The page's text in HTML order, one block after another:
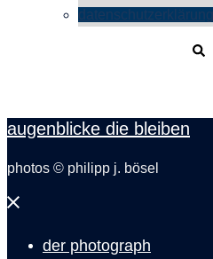
datenschutzerklärung
augenblicke die bleiben
photos © philipp j. bösel
Menü
der photograph